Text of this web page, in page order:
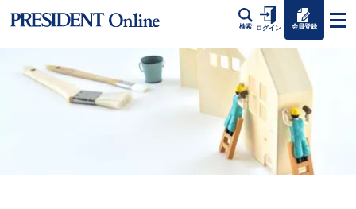
検索 ログイン 会員登録